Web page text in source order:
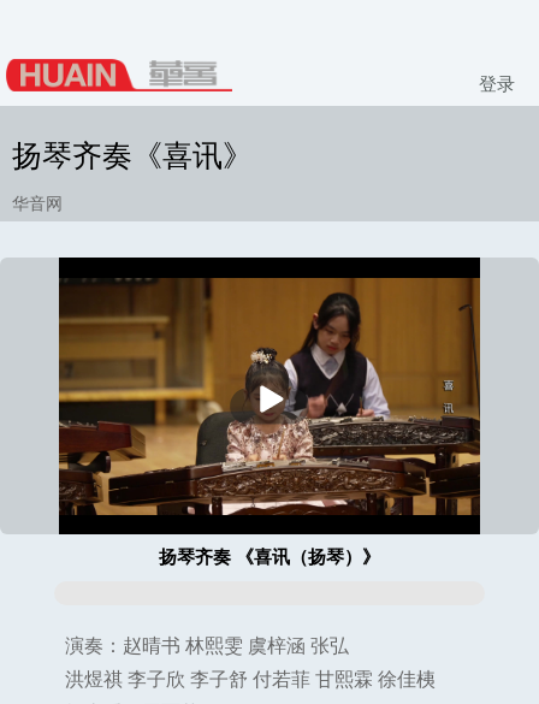
登录
扬琴齐奏《喜讯》
华音网
播
放
扬琴齐奏 《喜讯（扬琴）》
演奏：赵晴书 林熙雯 虞梓涵 张弘
洪煜祺 李子欣 李子舒 付若菲 甘熙霖 徐佳桋